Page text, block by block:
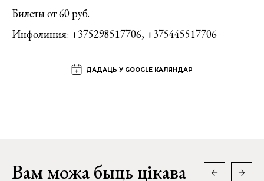
Билеты от 60 руб.
Инфолиния: +375298517706, +375445517706
ДАДАЦЬ У GOOGLE КАЛЯНДАР
Вам можа быць цікава